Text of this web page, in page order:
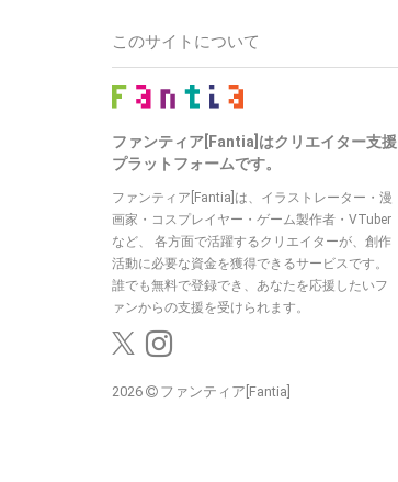
このサイトについて
ファンティア[Fantia]はクリエイター支援
プラットフォームです。
ファンティア[Fantia]は、イラストレーター・漫
画家・コスプレイヤー・ゲーム製作者・VTuber
など、 各方面で活躍するクリエイターが、創作
活動に必要な資金を獲得できるサービスです。
誰でも無料で登録でき、あなたを応援したいフ
ァンからの支援を受けられます。
2026 ファンティア[Fantia]